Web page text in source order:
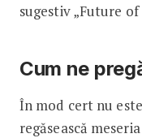
sugestiv „Future of
Cum ne
În mod cert nu
regăsească